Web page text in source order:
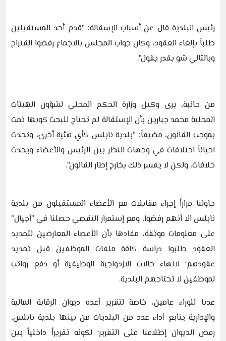
رئيس البلدية قال عن أسباب الإسقالة: "قدم أحد المستقيلين
طلباً بإلغاء العقود، وكان جواب المجلس بالاجماع رفضوا القتراح
وبالتالي شو بقدر يقول".
من جانبة، يرى وكيل وزارة الحكم المحلي لشؤون الهيئات
المحلية محمد جبارين بأن الإستقالة لم تحتاج للبحث كونها تمت
بموجب القانون، مضيفاً: "بلدية نابلس كأي هئية أخرى، وتحدث
احياناً اختلافات في وجهات النظر بين الرئيس والأعضاء ويحدث
خلافات، ولكن لا يفسر ذلك بخارج إطار القانون".
حاولنا مراراً إجراء مقابلات مع الأعضاء المستقيلون من بلدية
نابلس الا أنهم رفضوا، ومع إستمرار التقصي حصلنا في "أجيال"
على معلومات موثقة، مفادها بأن الأعضاء المعارضين لتمديد
العقود طلبوا دراسة كافة ملفات الموظفين قبل تمديد
عقودهم؛ لانهاء حالات الازدواجية الوظيفية أو دفع رواتب
لموظفين لا تحتاجهم البلدية.
عدنا للوراء عامين، خاصة لتقرير أعده ديوان الرقابة المالية
والإدارية يتابع أداء عدد من البلديات من بينها بلدية نابلس،
رفض الديوان إطلاعنا على التقرير؛ لكونه تقريراً داخلياً بين